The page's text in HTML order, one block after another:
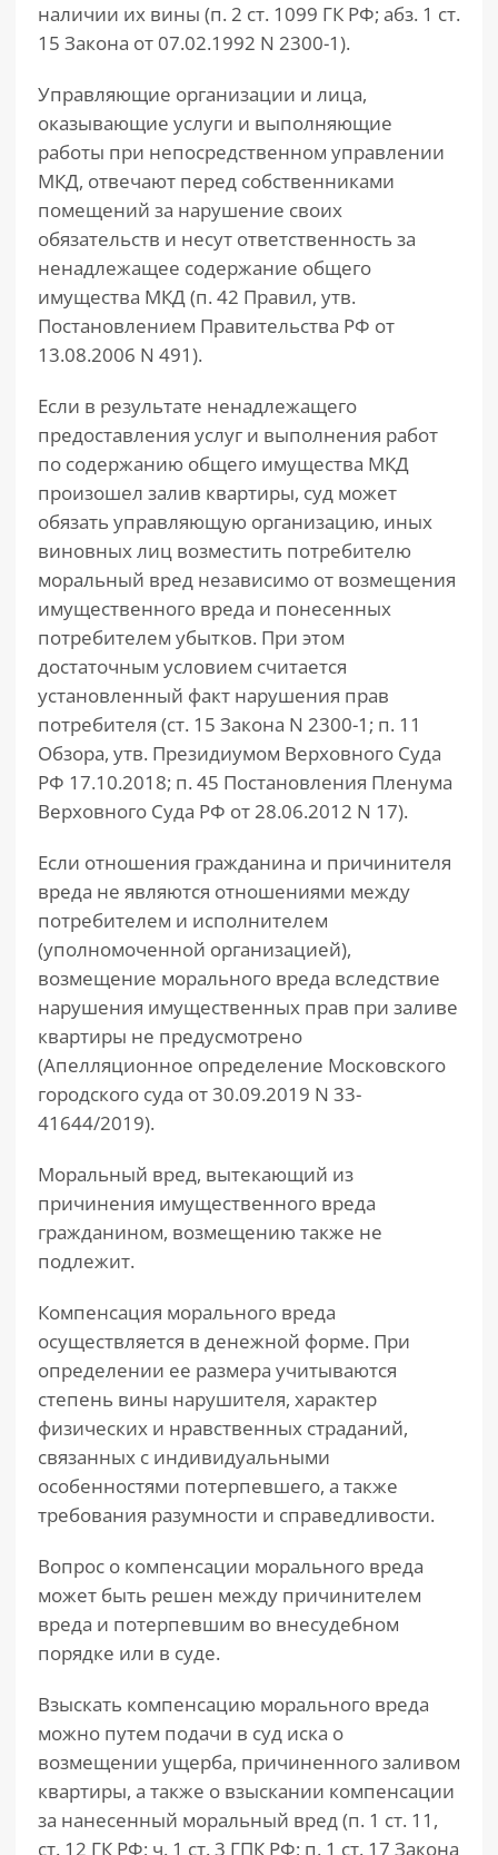
наличии их вины (п. 2 ст. 1099 ГК РФ; абз. 1 ст.
15 Закона от 07.02.1992 N 2300-1).
Управляющие организации и лица,
оказывающие услуги и выполняющие
работы при непосредственном управлении
МКД, отвечают перед собственниками
помещений за нарушение своих
обязательств и несут ответственность за
ненадлежащее содержание общего
имущества МКД (п. 42 Правил, утв.
Постановлением Правительства РФ от
13.08.2006 N 491).
Если в результате ненадлежащего
предоставления услуг и выполнения работ
по содержанию общего имущества МКД
произошел залив квартиры, суд может
обязать управляющую организацию, иных
виновных лиц возместить потребителю
моральный вред независимо от возмещения
имущественного вреда и понесенных
потребителем убытков. При этом
достаточным условием считается
установленный факт нарушения прав
потребителя (ст. 15 Закона N 2300-1; п. 11
Обзора, утв. Президиумом Верховного Суда
РФ 17.10.2018; п. 45 Постановления Пленума
Верховного Суда РФ от 28.06.2012 N 17).
Если отношения гражданина и причинителя
вреда не являются отношениями между
потребителем и исполнителем
(уполномоченной организацией),
возмещение морального вреда вследствие
нарушения имущественных прав при заливе
квартиры не предусмотрено
(Апелляционное определение Московского
городского суда от 30.09.2019 N 33-
41644/2019).
Моральный вред, вытекающий из
причинения имущественного вреда
гражданином, возмещению также не
подлежит.
Компенсация морального вреда
осуществляется в денежной форме. При
определении ее размера учитываются
степень вины нарушителя, характер
физических и нравственных страданий,
связанных с индивидуальными
особенностями потерпевшего, а также
требования разумности и справедливости.
Вопрос о компенсации морального вреда
может быть решен между причинителем
вреда и потерпевшим во внесудебном
порядке или в суде.
Взыскать компенсацию морального вреда
можно путем подачи в суд иска о
возмещении ущерба, причиненного заливом
квартиры, а также о взыскании компенсации
за нанесенный моральный вред (п. 1 ст. 11,
ст. 12 ГК РФ; ч. 1 ст. 3 ГПК РФ; п. 1 ст. 17 Закона